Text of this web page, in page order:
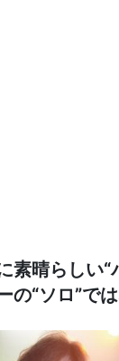
素晴らしい“
の“ソロ”で